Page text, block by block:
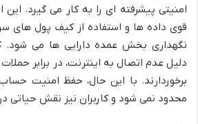
امنیتی پیشرفته ای را به کار می گیرد. این
نگهداری بخش عمده دارایی ها می شود.
دلیل عدم اتصال به اینترنت، در برابر
برخوردارند. با این حال، حفظ امنیت
محدود نمی شود و کاربران نیز نقش حیاتی